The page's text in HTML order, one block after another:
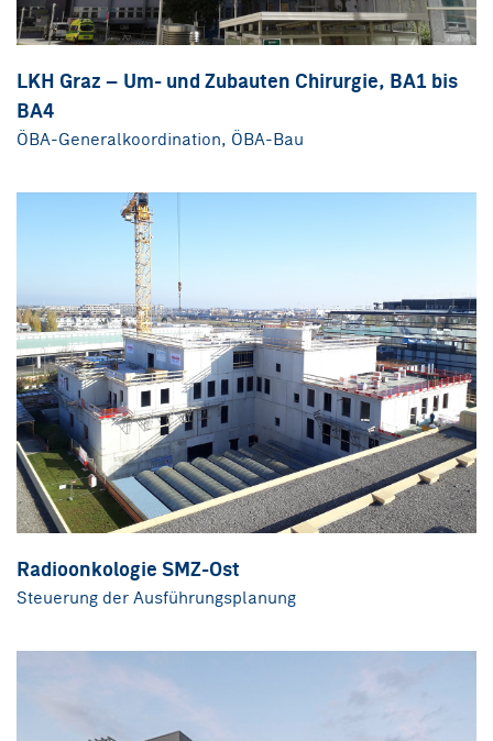
LKH Graz – Um- und Zubauten Chirurgie, BA1 bis
BA4
ÖBA-Generalkoordination, ÖBA-Bau
Radioonkologie SMZ-Ost
Steuerung der Ausführungsplanung